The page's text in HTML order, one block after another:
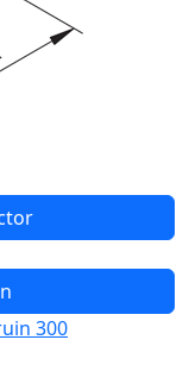
300